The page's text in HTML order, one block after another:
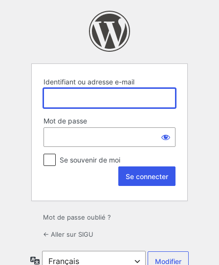
Identifiant ou adresse e-mail
Mot de passe
Se souvenir de moi
Mot de passe oublié ?
← Aller sur SIGU
Langue